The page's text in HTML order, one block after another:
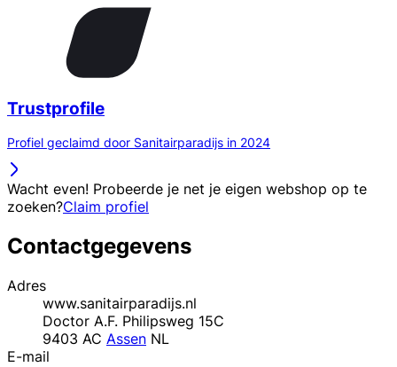
Trustprofile
Profiel geclaimd door Sanitairparadijs in 2024
Wacht even! Probeerde je net je eigen webshop op te
zoeken?Claim profiel
Contactgegevens
Adres
www.sanitairparadijs.nl
Doctor A.F. Philipsweg 15C
9403 AC Assen NL
E-mail